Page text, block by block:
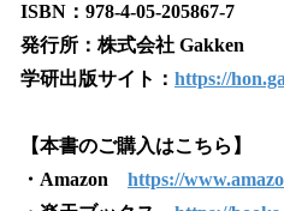
ISBN：978-4-05-205867-7
発行所：株式会社 Gakken
学研出版サイト： https://
【本書のご購入はこちら】
・Amazon https://